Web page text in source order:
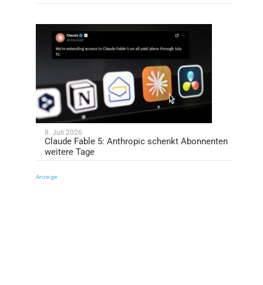
8. Juli 2026
Claude Fable 5: Anthropic schenkt Abonnenten
weitere Tage
Anzeige